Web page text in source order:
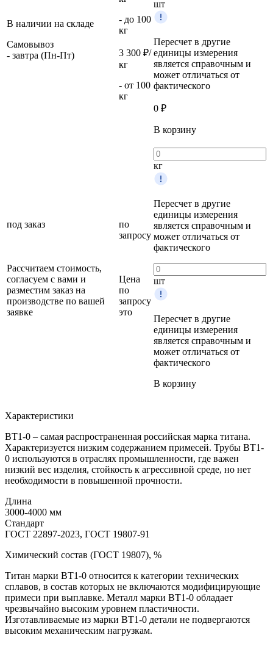
В наличии на складе
Самовывоз
- завтра (Пн-Пт)
- до 100
кг
3 300 ₽/
кг
- от 100
кг
шт
Пересчет в другие
единицы измерения
является справочным и
может отличаться от
фактического
0 ₽
В корзину
под заказ
Рассчитаем стоимость,
согласуем с вами и
разместим заказ на
производстве по вашей
заявке
по
запросу
Цена
по
запросу
это
кг
Пересчет в другие
единицы измерения
является справочным и
может отличаться от
фактического
шт
Пересчет в другие
единицы измерения
является справочным и
может отличаться от
фактического
В корзину
Характеристики
ВТ1-0 – самая распространенная российская марка титана.
Характеризуется низким содержанием примесей. Трубы ВТ1-
0 используются в отраслях промышленности, где важен
низкий вес изделия, стойкость к агрессивной среде, но нет
необходимости в повышенной прочности.
Длина
3000-4000 мм
Стандарт
ГОСТ 22897-2023, ГОСТ 19807-91
Химический состав (ГОСТ 19807), %
Титан марки BT1-0 относится к категории технических
сплавов, в состав которых не включаются модифицирующие
примеси при выплавке. Металл марки ВТ1‑0 обладает
чрезвычайно высоким уровнем пластичности.
Изготавливаемые из марки ВТ1‑0 детали не подвергаются
высоким механическим нагрузкам.